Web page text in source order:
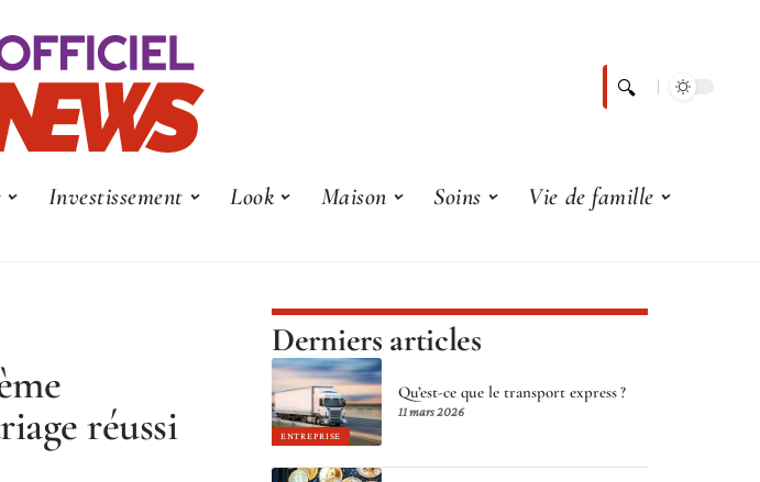
Investissement Look Maison Soins
Vie de famille
réussi
Derniers articles
ENTREPRISE
Qu’est-ce que le transport express ?
11 mars 2026